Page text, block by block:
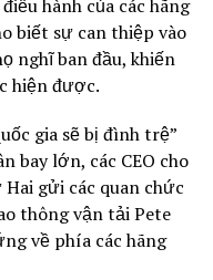
hành của các hãng
biết sự can thiệp vào
nghĩ ban đầu, khiến
hiện được.
gia sẽ bị đình trệ”
bay lớn, các CEO cho
gửi các quan chức
thông vận tải Pete
về phía các hãng